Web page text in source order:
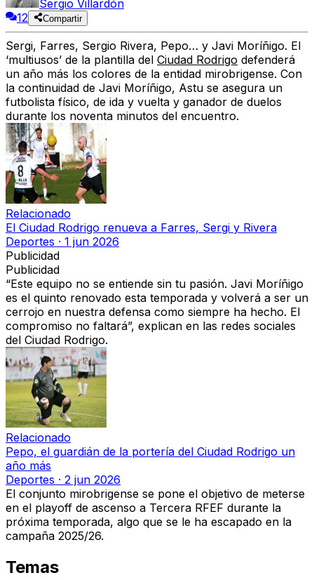
Sergio Villardón
12
Compartir
Sergi, Farres, Sergio Rivera, Pepo… y Javi Moríñigo. El
‘multiusos’ de la plantilla del Ciudad Rodrigo defenderá
un año más los colores de la entidad mirobrigense. Con
la continuidad de Javi Moríñigo, Astu se asegura un
futbolista físico, de ida y vuelta y ganador de duelos
durante los noventa minutos del encuentro.
Relacionado
El Ciudad Rodrigo renueva a Farres, Sergi y Rivera
Deportes · 1 jun 2026
Publicidad
Publicidad
“Este equipo no se entiende sin tu pasión. Javi Moríñigo
es el quinto renovado esta temporada y volverá a ser un
cerrojo en nuestra defensa como siempre ha hecho. El
compromiso no faltará”, explican en las redes sociales
del Ciudad Rodrigo.
Relacionado
Pepo, el guardián de la portería del Ciudad Rodrigo un
año más
Deportes · 2 jun 2026
El conjunto mirobrigense se pone el objetivo de meterse
en el playoff de ascenso a Tercera RFEF durante la
próxima temporada, algo que se le ha escapado en la
campaña 2025/26.
Temas